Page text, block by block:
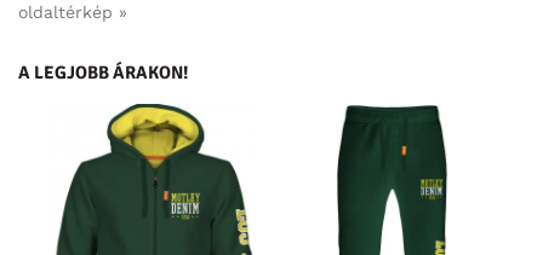
oldaltérkép »
A LEGJOBB ÁRAKON!